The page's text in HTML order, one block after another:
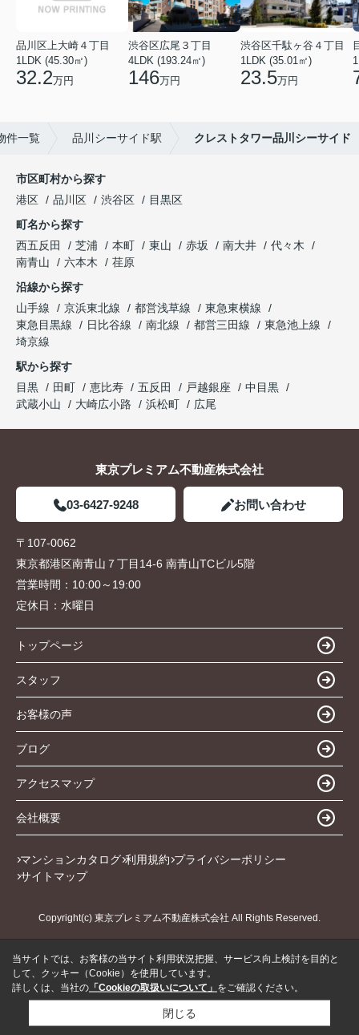
品川区上大崎４丁目
1LDK (45.30㎡)
32.2万円
渋谷区広尾３丁目
4LDK (193.24㎡)
146万円
渋谷区千駄ヶ谷４丁目
1LDK (35.01㎡)
23.5万円
件一覧 品川シーサイド駅 クレストタワー品川シーサイド
市区町村から探す
港区
品川区 渋谷区
目黒区
町名から探す
西五反田
芝浦 本町 東山 赤坂 南大井
代々木
南青山
六本木
荏原
沿線から探す
山手線
京浜東北線 都営浅草線
東急東横線
東急目黒線
日比谷線 南北線 都営三田線
東急池上線
埼京線
駅から探す
目黒
田町 恵比寿 五反田 戸越銀座
中目黒
武蔵小山
大崎広小路 浜松町 広尾
東京プレミアム不動産株式会社
03-6427-9248 お問い合わせ
〒107-0062
東京都港区南青山７丁目14-6 南青山TCビル5階
営業時間： 10:00～19:00
定休日： 水曜日
トップページ
スタッフ
お客様の声
ブログ
アクセスマップ
会社概要
マンションカタログ 利用規約 プライバシーポリシー
サイトマップ
Copyright(c) 東京プレミアム不動産株式会社 All Rights Reserved.
当サイトでは、お客様の当サイト利用状況把握、サービス向上検討を目的と
して、クッキー（Cookie）を使用しています。
詳しくは、当社の 「Cookieの取扱いについて」 をご確認ください。
閉じる